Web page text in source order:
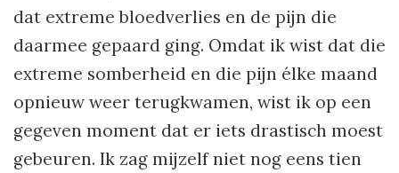
dat extreme bloedverlies en de pijn die
daarmee gepaard ging. Omdat ik wist dat die
extreme somberheid en die pijn élke maand
opnieuw weer terugkwamen, wist ik op een
gegeven moment dat er iets drastisch moest
gebeuren. Ik zag mijzelf niet nog eens tien